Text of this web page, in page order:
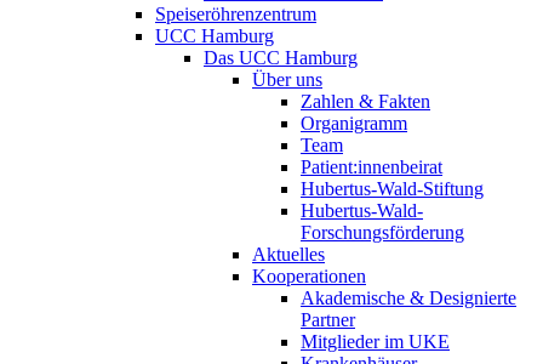
Speiseröhrenzentrum
UCC Hamburg
Das UCC Hamburg
Über uns
Zahlen & Fakten
Organigramm
Team
Patient:innenbeirat
Hubertus-Wald-Stiftung
Hubertus-Wald-
Forschungsförderung
Aktuelles
Kooperationen
Akademische & Designierte
Partner
Mitglieder im UKE